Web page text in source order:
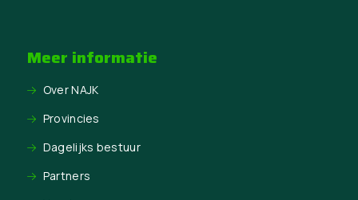
Meer informatie
Over NAJK
Provincies
Dagelijks bestuur
Partners